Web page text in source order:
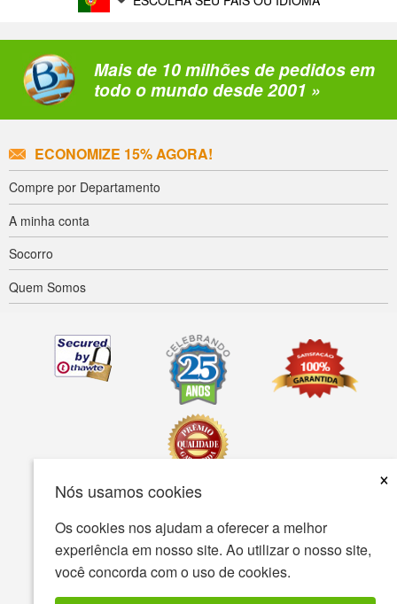
Nós usamos cookies
×
Os cookies nos ajudam a oferecer a melhor
experiência em nosso site. Ao utilizar o nosso site,
você concorda com o uso de cookies.
Mais de 10 milhões de pedidos em
todo o mundo desde 2001 »
ECONOMIZE 15% AGORA!
Compre por Departamento
A minha conta
Socorro
Quem Somos
Acessibilidade Termos de uso política de Privacidade
A política de segurança